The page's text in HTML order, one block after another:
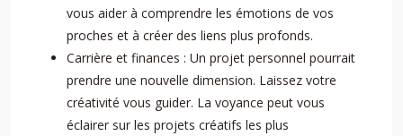
vous aider à comprendre les émotions de vos
proches et à créer des liens plus profonds.
Carrière et finances : Un projet personnel pourrait
prendre une nouvelle dimension. Laissez votre
créativité vous guider. La voyance peut vous
éclairer sur les projets créatifs les plus